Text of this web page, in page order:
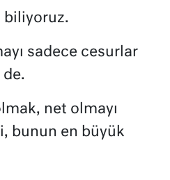
biliyoruz.
sadece cesurlar
net olmayı
bunun en büyük